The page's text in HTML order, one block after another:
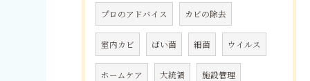
プロのアドバイス カビの除去
室内カビ ばい菌 細菌 ウイルス
ホームケア 大統領 施設管理